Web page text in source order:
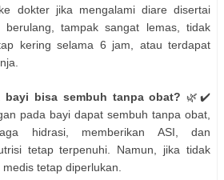
dokter jika mengalami diare disertai
berulang, tampak sangat lemas, tidak
kering selama 6 jam, atau terdapat
bayi bisa sembuh tanpa obat? 🌿✔️
pada bayi dapat sembuh tanpa obat,
hidrasi, memberikan ASI, dan
tetap terpenuhi. Namun, jika tidak
tetap diperlukan.